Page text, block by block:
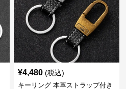
¥4,480 (税込)
キーリング 本革ストラップ付き